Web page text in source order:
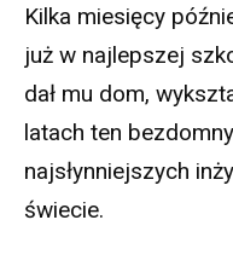
Kilka miesięcy
już w najlepszej
dał mu dom,
latach ten
najsłynniejszych
świecie.